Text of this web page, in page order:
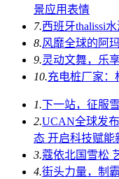
景应用表情
7.西班牙thalissi
8.风靡全球的阿
9.灵动文舞，乐
10.充电桩厂家：
1.下一站，征服雪
2.UCAN全球发
态 开启科技赋能
3.蔻依北国雪松
4.街头力量，制